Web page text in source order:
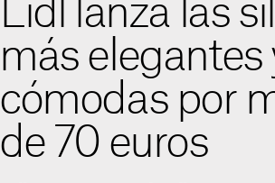
Lidl lanza las
más elegantes
cómodas por
de 70 euros